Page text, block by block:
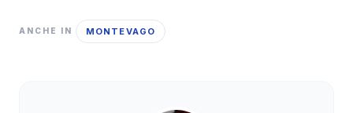
ANCHE IN MONTEVAGO